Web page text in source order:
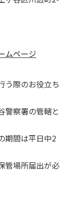
ムページ
う際のお役立ち
警察署の管轄と
期間は平日中2
管場所届出が必